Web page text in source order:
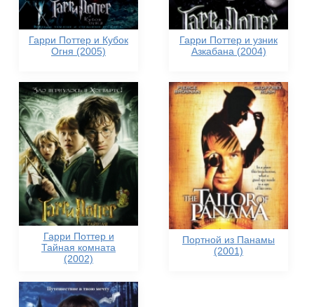
Гарри Поттер и Кубок
Огня (2005)
Гарри Поттер и узник
Азкабана (2004)
Гарри Поттер и
Тайная комната
(2002)
Портной из Панамы
(2001)